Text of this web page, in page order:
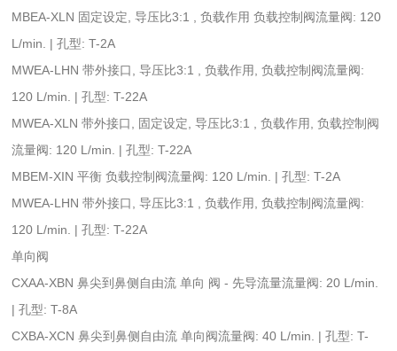
MBEA-XLN 固定设定, 导压比3:1 , 负载作用 负载控制阀流量阀: 120
L/min. | 孔型: T-2A
MWEA-LHN 带外接口, 导压比3:1 , 负载作用, 负载控制阀流量阀:
120 L/min. | 孔型: T-22A
MWEA-XLN 带外接口, 固定设定, 导压比3:1 , 负载作用, 负载控制阀
流量阀: 120 L/min. | 孔型: T-22A
MBEM-XIN 平衡 负载控制阀流量阀: 120 L/min. | 孔型: T-2A
MWEA-LHN 带外接口, 导压比3:1 , 负载作用, 负载控制阀流量阀:
120 L/min. | 孔型: T-22A
单向阀
CXAA-XBN 鼻尖到鼻侧自由流 单向 阀 - 先导流量流量阀: 20 L/min.
| 孔型: T-8A
CXBA-XCN 鼻尖到鼻侧自由流 单向阀流量阀: 40 L/min. | 孔型: T-